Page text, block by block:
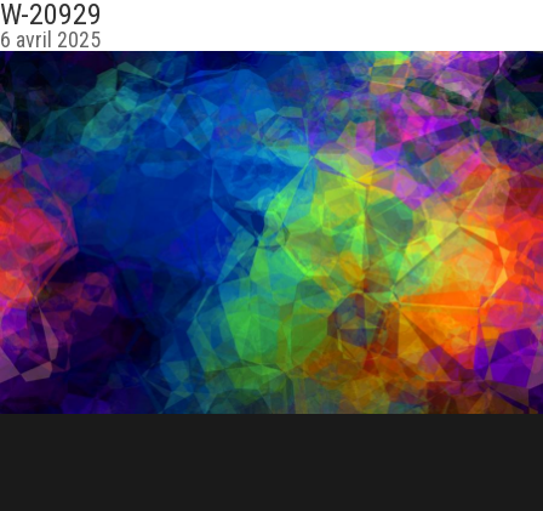
W-20929
6 avril 2025